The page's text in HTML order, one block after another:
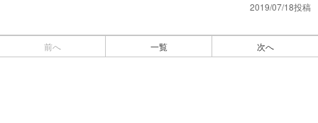
2019/07/18投稿
前へ 一覧 次へ